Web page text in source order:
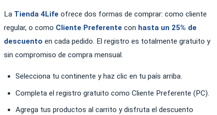
La Tienda 4Life ofrece dos formas de comprar: como cliente
regular, o como Cliente Preferente con hasta un 25% de
descuento en cada pedido. El registro es totalmente gratuito y
sin compromiso de compra mensual.
Selecciona tu continente y haz clic en tu país arriba.
Completa el registro gratuito como Cliente Preferente (PC).
Agrega tus productos al carrito y disfruta el descuento